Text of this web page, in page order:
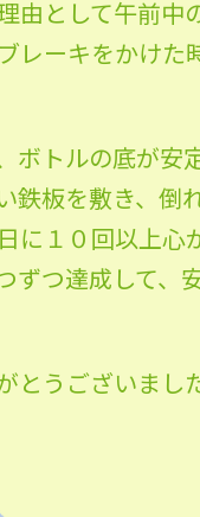
由として午前中
ーキをかけた
ボトルの底が安
鉄板を敷き、倒
に１０回以上
つ達成して、
うございました